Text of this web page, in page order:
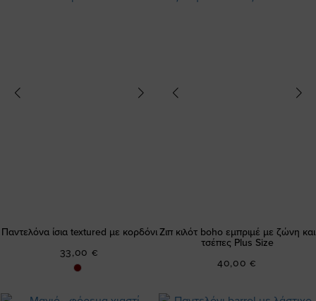
Παντελόνα ίσια textured με κορδόνι
33,00 €
Ζιπ κιλότ boho εμπριμέ με ζώνη και
τσέπες Plus Size
40,00 €